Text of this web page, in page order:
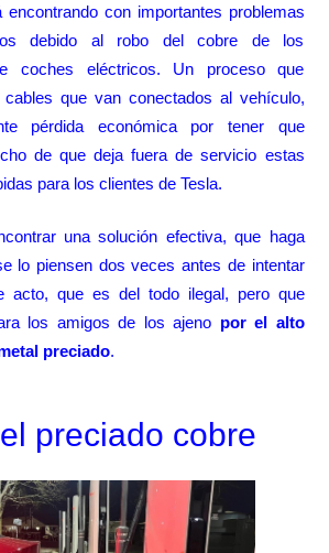
con importantes problemas
debido al robo del cobre de los
coches eléctricos. Un proceso que
que van conectados al vehículo,
pérdida económica por tener que
de que deja fuera de servicio estas
para los clientes de Tesla.
una solución efectiva, que haga
lo piensen dos veces antes de intentar
acto, que es del todo ilegal, pero que
los amigos de los ajeno por el alto
preciado.
preciado cobre